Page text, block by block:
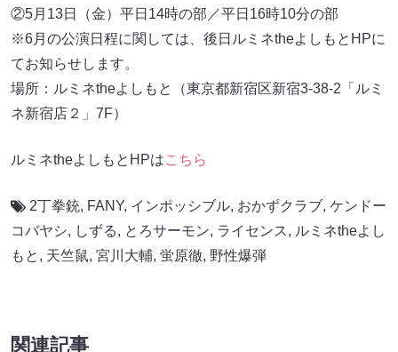
②5月13日（金）平日14時の部／平日16時10分の部
※6月の公演日程に関しては、後日ルミネtheよしもとHPに
てお知らせします。
場所：ルミネtheよしもと（東京都新宿区新宿3-38-2「ルミ
ネ新宿店２」7F）
ルミネtheよしもとHPはこちら
2丁拳銃, FANY, インポッシブル, おかずクラブ, ケンドー
コバヤシ, しずる, とろサーモン, ライセンス, ルミネtheよし
もと , 天竺鼠, 宮川大輔, 蛍原徹, 野性爆弾
関連記事